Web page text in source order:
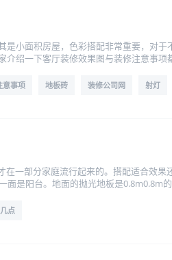
小面积房屋，色彩搭配非常重要，对
绍一下客厅装修效果图与装修注意事项
意事项 地板砖 装修公司网 射灯
一部分家庭流行起来的。搭配适合效
面是阳台。地面的抛光地板是0.8m0.8m
几点